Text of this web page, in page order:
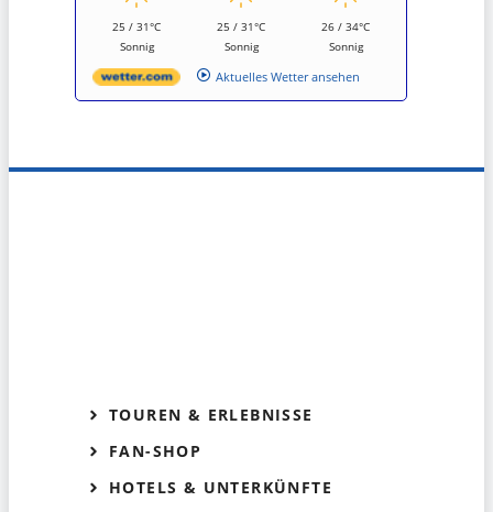
25 / 31°C
Sonnig
25 / 31°C
Sonnig
26 / 34°C
Sonnig
Aktuelles Wetter ansehen
TOUREN & ERLEBNISSE
FAN-SHOP
HOTELS & UNTERKÜNFTE